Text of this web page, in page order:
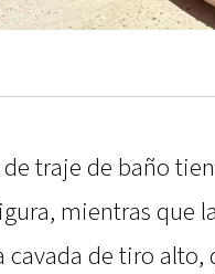
traje de baño
mientras que
cavada de tiro alto,